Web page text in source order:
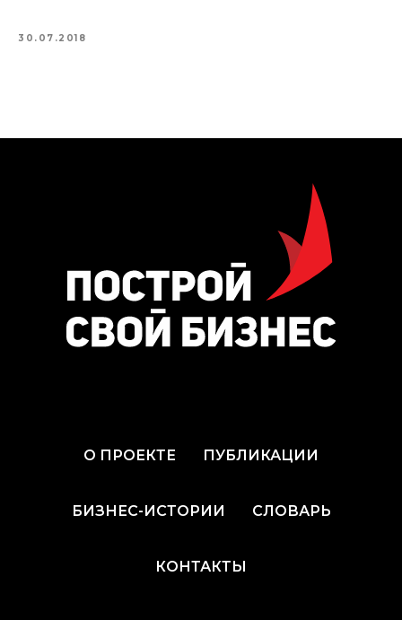
30.07.2018
О ПРОЕКТЕ ПУБЛИКАЦИИ
БИЗНЕС-ИСТОРИИ СЛОВАРЬ
КОНТАКТЫ